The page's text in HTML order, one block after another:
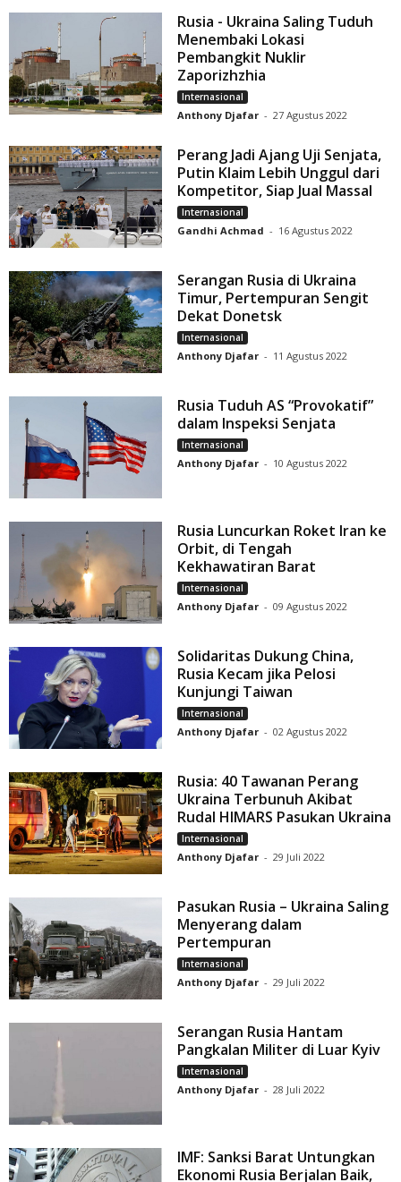
Rusia - Ukraina Saling Tuduh
Menembaki Lokasi
Pembangkit Nuklir
Zaporizhzhia
Internasional
Anthony Djafar - 27 Agustus 2022
Perang Jadi Ajang Uji Senjata,
Putin Klaim Lebih Unggul dari
Kompetitor, Siap Jual Massal
Internasional
Gandhi Achmad - 16 Agustus 2022
Serangan Rusia di Ukraina
Timur, Pertempuran Sengit
Dekat Donetsk
Internasional
Anthony Djafar - 11 Agustus 2022
Rusia Tuduh AS “Provokatif”
dalam Inspeksi Senjata
Internasional
Anthony Djafar - 10 Agustus 2022
Rusia Luncurkan Roket Iran ke
Orbit, di Tengah
Kekhawatiran Barat
Internasional
Anthony Djafar - 09 Agustus 2022
Solidaritas Dukung China,
Rusia Kecam jika Pelosi
Kunjungi Taiwan
Internasional
Anthony Djafar - 02 Agustus 2022
Rusia: 40 Tawanan Perang
Ukraina Terbunuh Akibat
Rudal HIMARS Pasukan Ukraina
Internasional
Anthony Djafar - 29 Juli 2022
Pasukan Rusia – Ukraina Saling
Menyerang dalam
Pertempuran
Internasional
Anthony Djafar - 29 Juli 2022
Serangan Rusia Hantam
Pangkalan Militer di Luar Kyiv
Internasional
Anthony Djafar - 28 Juli 2022
IMF: Sanksi Barat Untungkan
Ekonomi Rusia Berjalan Baik,